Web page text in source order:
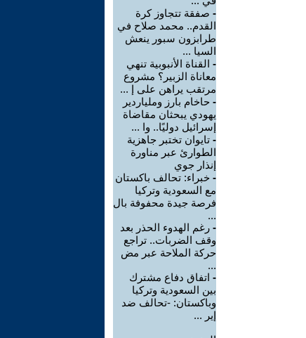
- صفقة تتجاوز كرة
القدم.. محمد صلاح في
طرابزون سبور ينعش
السيا ...
- القناة الأنبوبية تنهي
معاناة الزبير؟ مشروع
مرتقب يراهن على إ ...
- حاخام بارز وملياردير
يهودي يبحثان مقاضاة
إسرائيل دوليًا.. وا ...
- تايوان تختبر جاهزية
الطوارئ عبر مناورة
إنذار جوي
- خبراء: تحالف باكستان
مع السعودية وتركيا
فرصة جيدة محفوفة بال
...
- رغم الهدوء الحذر بعد
وقف الضربات.. تراجع
حركة الملاحة عبر مض
...
- اتفاق دفاع مشترك
بين السعودية وتركيا
وباكستان: -تحالف ضد
إير ...